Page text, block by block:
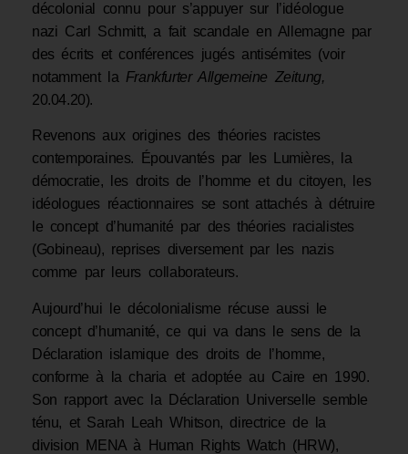
décolonial connu pour s’appuyer sur l’idéologue
nazi Carl Schmitt, a fait scandale en Allemagne par
des écrits et conférences jugés antisémites (voir
notamment la Frankfurter Allgemeine Zeitung,
20.04.20).
Revenons aux origines des théories racistes
contemporaines. Épouvantés par les Lumières, la
démocratie, les droits de l’homme et du citoyen, les
idéologues réactionnaires se sont attachés à détruire
le concept d’humanité par des théories racialistes
(Gobineau), reprises diversement par les nazis
comme par leurs collaborateurs.
Aujourd’hui le décolonialisme récuse aussi le
concept d’humanité, ce qui va dans le sens de la
Déclaration islamique des droits de l’homme,
conforme à la charia et adoptée au Caire en 1990.
Son rapport avec la Déclaration Universelle semble
ténu, et Sarah Leah Whitson, directrice de la
division MENA à Human Rights Watch (HRW),